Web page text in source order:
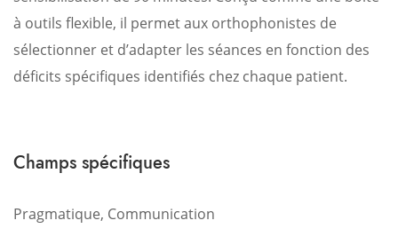
à outils flexible, il permet aux orthophonistes de
sélectionner et d’adapter les séances en fonction des
déficits spécifiques identifiés chez chaque patient.
Champs spécifiques
Pragmatique, Communication